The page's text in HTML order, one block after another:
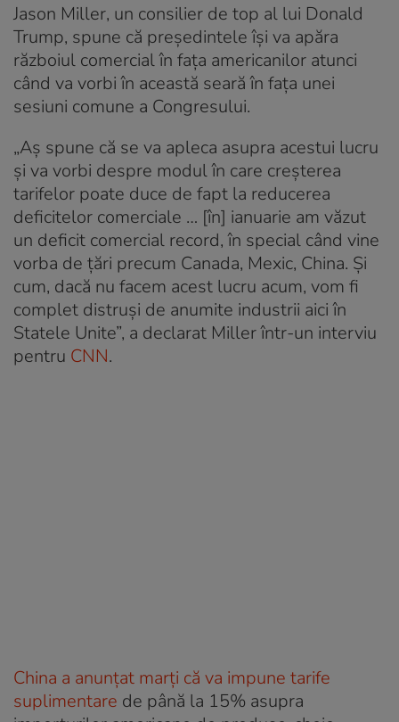
Jason Miller, un consilier de top al lui Donald
Trump, spune că președintele își va apăra
războiul comercial în fața americanilor atunci
când va vorbi în această seară în fața unei
sesiuni comune a Congresului.
„Aș spune că se va apleca asupra acestui lucru
și va vorbi despre modul în care creșterea
tarifelor poate duce de fapt la reducerea
deficitelor comerciale … [în] ianuarie am văzut
un deficit comercial record, în special când vine
vorba de țări precum Canada, Mexic, China. Și
cum, dacă nu facem acest lucru acum, vom fi
complet distruși de anumite industrii aici în
Statele Unite”, a declarat Miller într-un interviu
pentru CNN.
China a anunțat marți că va impune tarife
suplimentare de până la 15% asupra